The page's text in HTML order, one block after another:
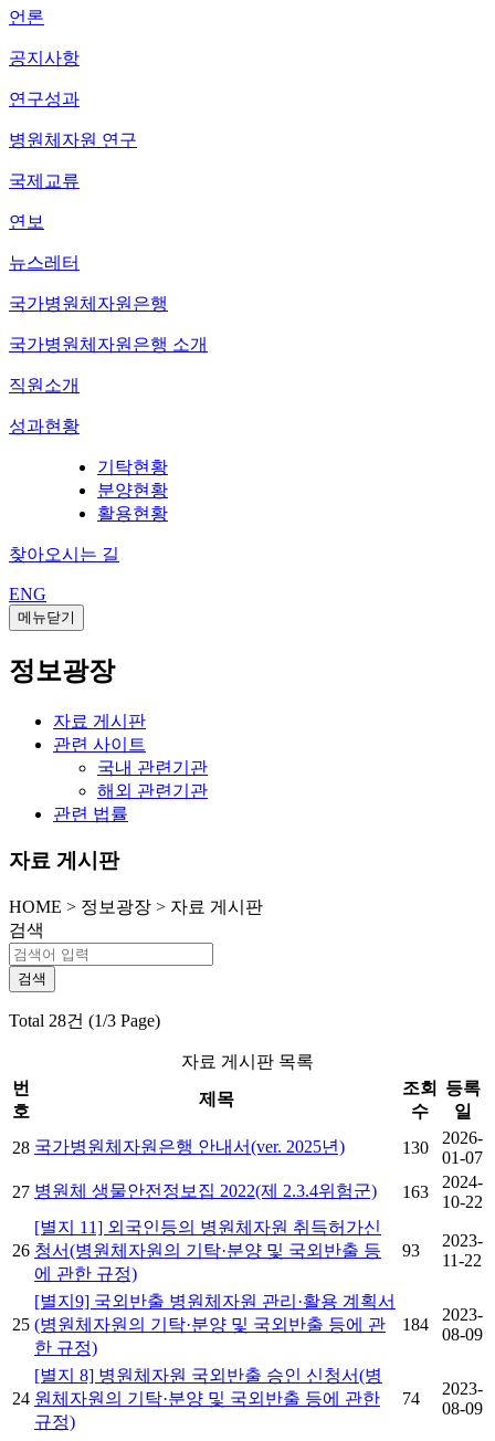
언론
공지사항
연구성과
병원체자원 연구
국제교류
연보
뉴스레터
국가병원체자원은행
국가병원체자원은행 소개
직원소개
성과현황
기탁현황
분양현황
활용현황
찾아오시는 길
ENG
메뉴닫기
정보광장
자료 게시판
관련 사이트
국내 관련기관
해외 관련기관
관련 법률
자료 게시판
HOME > 정보광장 > 자료 게시판
검색
Total 28건 (1/3 Page)
자료 게시판 목록
번
호
제목
조회
수
등록
일
28 국가병원체자원은행 안내서(ver. 2025년) 130
2026-
01-07
27 병원체 생물안전정보집 2022(제 2.3.4위험군) 163
2024-
10-22
26
[별지 11] 외국인등의 병원체자원 취득허가신
청서(병원체자원의 기탁·분양 및 국외반출 등
에 관한 규정)
93
2023-
11-22
25
[별지9] 국외반출 병원체자원 관리·활용 계획서
(병원체자원의 기탁·분양 및 국외반출 등에 관
한 규정)
184
2023-
08-09
24
[별지 8] 병원체자원 국외반출 승인 신청서(병
원체자원의 기탁·분양 및 국외반출 등에 관한
규정)
74
2023-
08-09